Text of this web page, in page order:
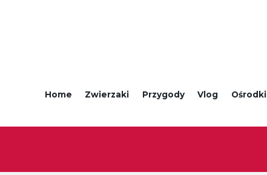
Home Zwierzaki Przygody Vlog Ośrodki